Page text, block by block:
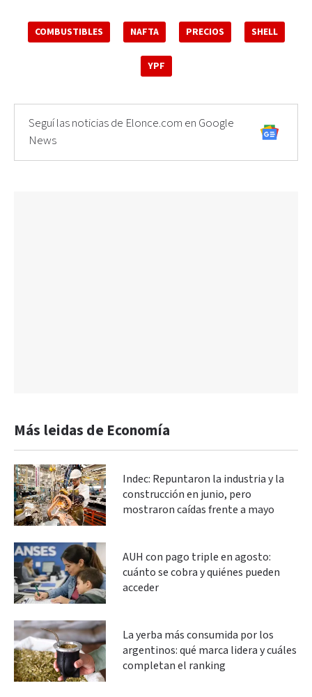
COMBUSTIBLES NAFTA PRECIOS SHELL
YPF
Seguí las noticias de Elonce.com en Google
News
Más leidas de Economía
Indec: Repuntaron la industria y la
construcción en junio, pero
mostraron caídas frente a mayo
AUH con pago triple en agosto:
cuánto se cobra y quiénes pueden
acceder
La yerba más consumida por los
argentinos: qué marca lidera y cuáles
completan el ranking